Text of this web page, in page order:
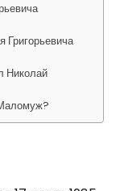
Григорьевича
Николай